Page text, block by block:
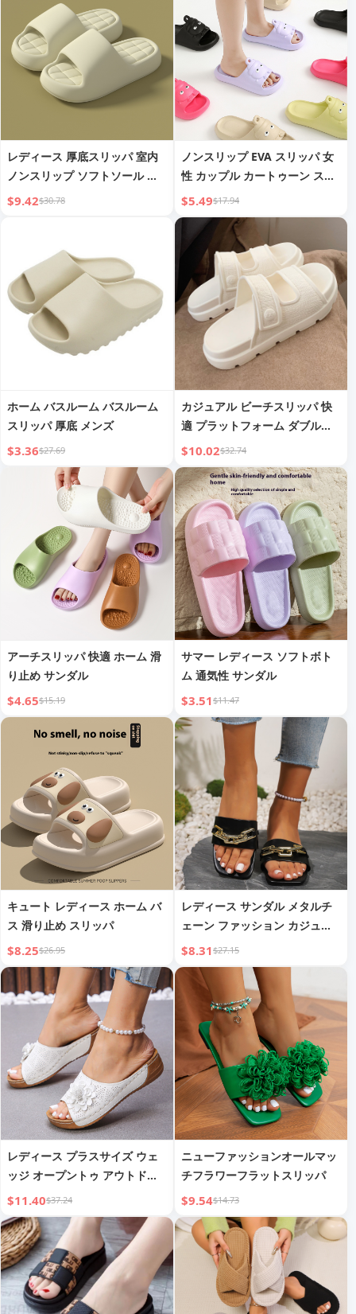
レディース 厚底スリッパ 室内
ノンスリップ ソフトソール ス
リッパ
$9.42$30.78
ノンスリップ EVA スリッパ 女
性 カップル カートゥーン スリ
ッパ
$5.49$17.94
ホーム バスルーム バスルーム
スリッパ 厚底 メンズ
$3.36$27.69
カジュアル ビーチスリッパ 快
適 プラットフォーム ダブルス
トラップスリッパ
$10.02$32.74
アーチスリッパ 快適 ホーム 滑
り止め サンダル
$4.65$15.19
サマー レディース ソフトボト
ム 通気性 サンダル
$3.51$11.47
キュート レディース ホーム バ
ス 滑り止め スリッパ
$8.25$26.95
レディース サンダル メタルチ
ェーン ファッション カジュア
ル オープントゥ フラットサン
ダル
$8.31$27.15
レディース プラスサイズ ウェ
ッジ オープントゥ アウトドア
サンダル
$11.40$37.24
ニューファッションオールマッ
チフラワーフラットスリッパ
$9.54$14.73